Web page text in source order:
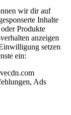
wir dir auf
Inhalte
Produkte
anzeigen
setzen
ein:
Ads